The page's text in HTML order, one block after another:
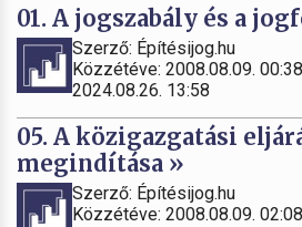
01. A jogszabály és a
Szerző: Építésijog.hu
Közzétéve: 2008.08.09.
2024.08.26. 13:58
05. A közigazgatási
megindítása »
Szerző: Építésijog.hu
Közzétéve: 2008.08.09.